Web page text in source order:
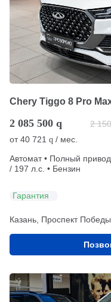
Chery Tiggo 8 Pro
2 085 500 q 2
от40 721 q / мес.
Автомат • Полный привод
/ 197 л.с. • Бензин
Гарантия
Казань, Проспект